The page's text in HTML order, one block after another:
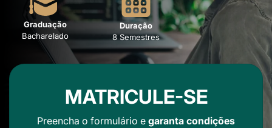
Graduação
Bacharelado
Duração
8 Semestres
MATRICULE-SE
Preencha o formulário e garanta condições